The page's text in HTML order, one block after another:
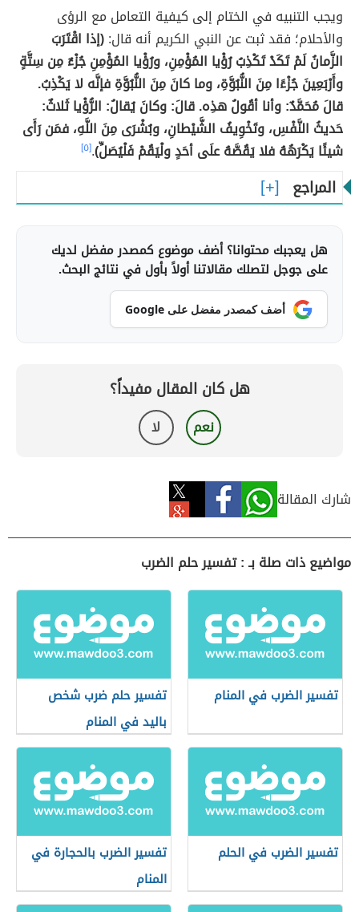
ويجب التنبيه في الختام إلى كيفية التعامل مع الرؤى
والأحلام؛ فقد ثبت عن النبي الكريم أنه قال:(إذا اقْتَرَبَ
الزَّمانُ لَمْ تَكَدْ تَكْذِبُ رُؤْيا المُؤْمِنِ، ورُؤْيا المُؤْمِنِ جُزْءٌ مِن سِتَّةٍ
وأَرْبَعِينَ جُزْءًا مِنَ النُّبُوَّةِ، وما كانَ مِنَ النُّبُوَّةِ فإنَّه لا يَكْذِبُ.
قالَ مُحَمَّدٌ: وأنا أقُولُ هذِه. قالَ: وكانَ يُقالُ: الرُّؤْيا ثَلاثٌ:
حَديثُ النَّفْسِ، وتَخْوِيفُ الشَّيْطانِ، وبُشْرَى مِنَ اللَّهِ، فمَن رَأَى
شيئًا يَكْرَهُهُ فلا يَقُصَّهُ علَى أحَدٍ ولْيَقُمْ فَلْيُصَلِّ).[٥]
المراجع
هل يعجبك محتوانا؟ أضف موضوع كمصدر مفضل لديك
على جوجل لتصلك مقالاتنا أولاً بأول في نتائج البحث.
أضف كمصدر مفضل على Google
هل كان المقال مفيداً؟
نعم لا
شارك المقالة
مواضيع ذات صلة بـ : تفسير حلم الضرب
تفسير الضرب في المنام
تفسير حلم ضرب شخص
باليد في المنام
تفسير الضرب في الحلم
تفسير الضرب بالحجارة في
المنام